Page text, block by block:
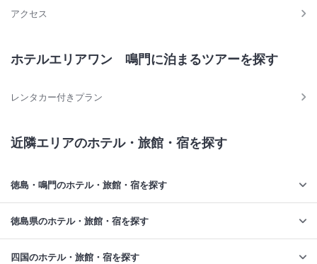
アクセス
ホテルエリアワン 鳴門に泊まるツアーを探す
レンタカー付きプラン
近隣エリアのホテル・旅館・宿を探す
徳島・鳴門のホテル・旅館・宿を探す
徳島県のホテル・旅館・宿を探す
四国のホテル・旅館・宿を探す